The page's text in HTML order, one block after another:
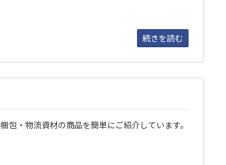
続きを読む
梱包・物流資材の商品を簡単にご紹介しています。